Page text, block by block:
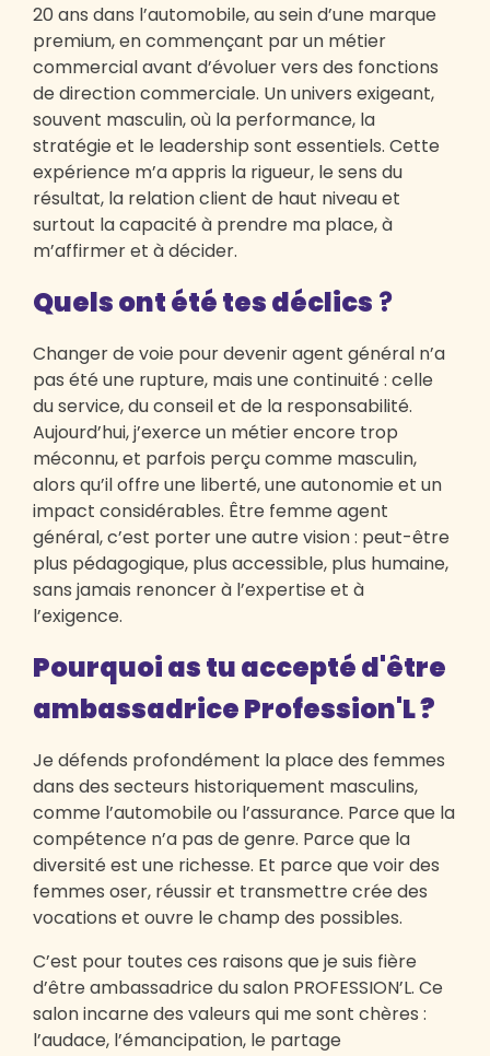
20 ans dans l’automobile, au sein d’une marque
premium, en commençant par un métier
commercial avant d’évoluer vers des fonctions
de direction commerciale. Un univers exigeant,
souvent masculin, où la performance, la
stratégie et le leadership sont essentiels. Cette
expérience m’a appris la rigueur, le sens du
résultat, la relation client de haut niveau et
surtout la capacité à prendre ma place, à
m’affirmer et à décider.
Quels ont été tes déclics ?
Changer de voie pour devenir agent général n’a
pas été une rupture, mais une continuité : celle
du service, du conseil et de la responsabilité.
Aujourd’hui, j’exerce un métier encore trop
méconnu, et parfois perçu comme masculin,
alors qu’il offre une liberté, une autonomie et un
impact considérables. Être femme agent
général, c’est porter une autre vision : peut-être
plus pédagogique, plus accessible, plus humaine,
sans jamais renoncer à l’expertise et à
l’exigence.
Pourquoi as tu accepté d'être
ambassadrice Profession'L ?
Je défends profondément la place des femmes
dans des secteurs historiquement masculins,
comme l’automobile ou l’assurance. Parce que la
compétence n’a pas de genre. Parce que la
diversité est une richesse. Et parce que voir des
femmes oser, réussir et transmettre crée des
vocations et ouvre le champ des possibles.
C’est pour toutes ces raisons que je suis fière
d’être ambassadrice du salon PROFESSION’L. Ce
salon incarne des valeurs qui me sont chères :
l’audace, l’émancipation, le partage